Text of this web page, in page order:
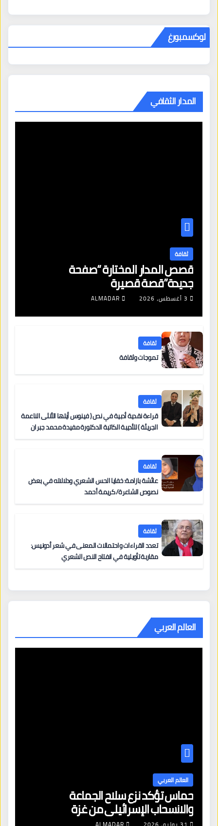
لوكسمبورغ
المدار الثقافي
ثقافة
قصص المدار المختارة “صفحة
جديدة”قصة قصيرة
3 أغسطس، 2026 ALMADAR
ثقافة
تموجات وثقافة
ثقافة
قراءة نقدية أدبية في نص ( فينوس أيتها الأنثى الناعمة
الجريئة ) للأديبة الكاتبة الدكتورة مفيدة محمد جبران
ثقافة
عائشة بازامة: خفايا الحس الشعري ودلالاته في بعض
نصوص الشاعرة/ كريمة أحمد
ثقافة
تعدد القراءات واحتمالات المعنى في شعر أدونيس:
مقاربة تأويلية في انفتاح النص الشعري
العالم العربي
العالم العربي
حماس تؤكد نزع سلاح الجماعة
والانسحاب الإسرائيلي من غزة